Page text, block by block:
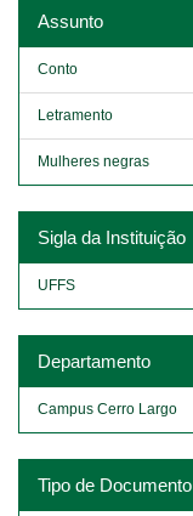
Assunto
Conto
Letramento
Mulheres negras
Sigla da Instituição
UFFS
Departamento
Campus Cerro Largo
Tipo de Documento